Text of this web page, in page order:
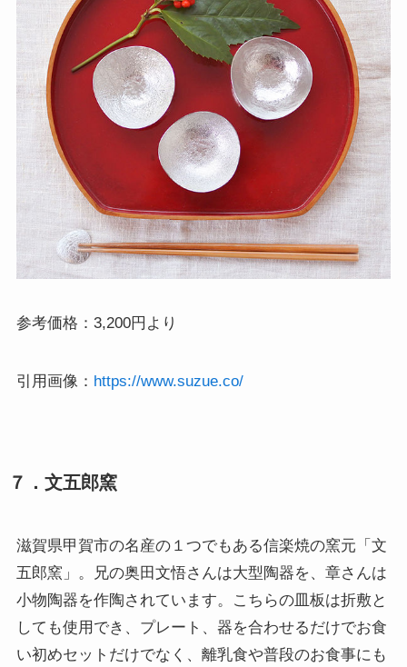
参考価格：3,200円より
引用画像： https://www.suzue.co/
７．文五郎窯
滋賀県甲賀市の名産の１つでもある信楽焼の窯元「文
五郎窯」。兄の奥田文悟さんは大型陶器を、章さんは
小物陶器を作陶されています。こちらの皿板は折敷と
しても使用でき、プレート、器を合わせるだけでお食
い初めセットだけでなく、離乳食や普段のお食事にも